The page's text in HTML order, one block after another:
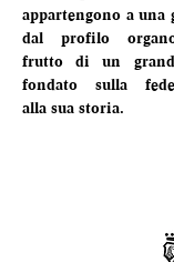
appartengono a una
dal profilo
frutto di un
fondato sulla
alla sua storia.